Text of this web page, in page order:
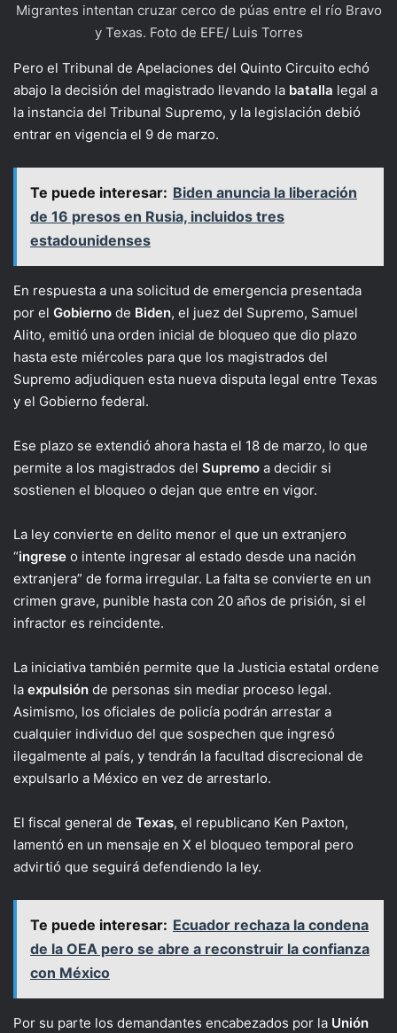
Migrantes intentan cruzar cerco de púas entre el río Bravo
y Texas. Foto de EFE/ Luis Torres
Pero el Tribunal de Apelaciones del Quinto Circuito echó
abajo la decisión del magistrado llevando la batalla legal a
la instancia del Tribunal Supremo, y la legislación debió
entrar en vigencia el 9 de marzo.
Te puede interesar: Biden anuncia la liberación
de 16 presos en Rusia, incluidos tres
estadounidenses
En respuesta a una solicitud de emergencia presentada
por el Gobierno de Biden, el juez del Supremo, Samuel
Alito, emitió una orden inicial de bloqueo que dio plazo
hasta este miércoles para que los magistrados del
Supremo adjudiquen esta nueva disputa legal entre Texas
y el Gobierno federal.
Ese plazo se extendió ahora hasta el 18 de marzo, lo que
permite a los magistrados del Supremo a decidir si
sostienen el bloqueo o dejan que entre en vigor.
La ley convierte en delito menor el que un extranjero
“ingrese o intente ingresar al estado desde una nación
extranjera” de forma irregular. La falta se convierte en un
crimen grave, punible hasta con 20 años de prisión, si el
infractor es reincidente.
La iniciativa también permite que la Justicia estatal ordene
la expulsión de personas sin mediar proceso legal.
Asimismo, los oficiales de policía podrán arrestar a
cualquier individuo del que sospechen que ingresó
ilegalmente al país, y tendrán la facultad discrecional de
expulsarlo a México en vez de arrestarlo.
El fiscal general de Texas, el republicano Ken Paxton,
lamentó en un mensaje en X el bloqueo temporal pero
advirtió que seguirá defendiendo la ley.
Te puede interesar: Ecuador rechaza la condena
de la OEA pero se abre a reconstruir la confianza
con México
Por su parte los demandantes encabezados por la Unión